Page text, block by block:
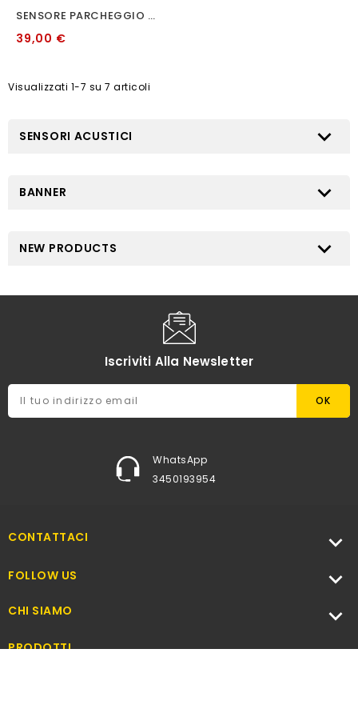
SENSORE PARCHEGGIO 4 FORI 22MM CON SPECCHIO RETROVISORE DISPLAY
39,00 €
Visualizzati 1-7 su 7 articoli
SENSORI ACUSTICI 
BANNER 
NEW PRODUCTS 
Iscriviti Alla Newsletter
WhatsApp
3450193954
CONTATTACI 
FOLLOW US 
CHI SIAMO 
PRODOTTI 